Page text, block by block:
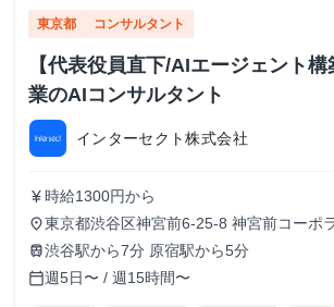
東京都 コンサルタント
【代表役員直下/AIエージェント
業のAIコンサルタント
インターセクト株式会社
currency_yen 時給1300円から
place東京都渋谷区神宮前6-25-8 神宮前コーポ
train渋谷駅から7分 原宿駅から5分
calendar_today週5日〜 / 週15時間〜